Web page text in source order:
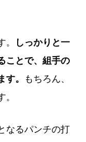
しっかりと一
ことで、組手の
。
もちろん、
なるパンチの打